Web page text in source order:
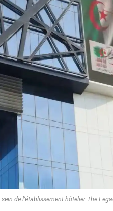
de l’établissement hôtelier The